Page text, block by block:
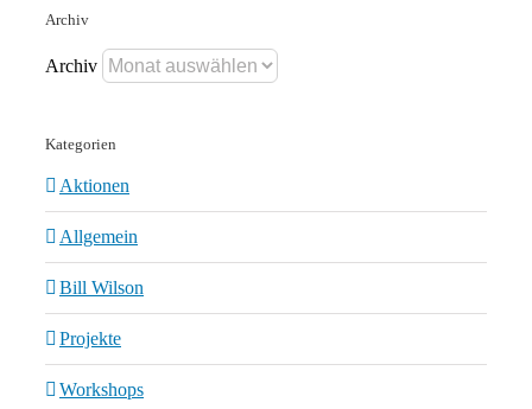
Archiv
Archiv
Kategorien
Aktionen
Allgemein
Bill Wilson
Projekte
Workshops